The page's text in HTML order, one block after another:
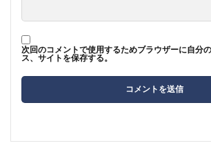
次回のコメントで使用するためブラウザーに自分
ス、サイトを保存する。